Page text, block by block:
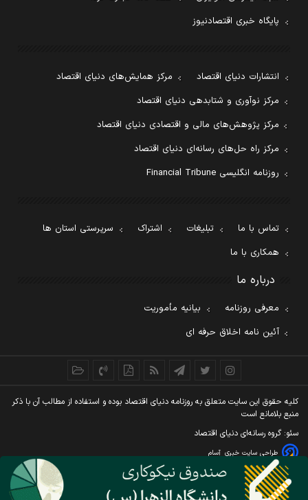
پایگاه خبری اقتصادنیوز
انتشارات دنیای اقتصاد
مرکز همایش‌های دنیای اقتصاد
مرکز نوآوری و شتابدهی دنیای اقتصاد
مرکز پژوهش‌های مالی و اقتصادی دنیای اقتصاد
مرکز راه حل‌های رسانه‌ای دنیای اقتصاد
روزنامه انگلیسی Financial Tribune
تماس با ما تبلیغات اشتراک
سرپرستی استان ها
همکاری با ما
درباره ما
معرفی روزنامه
بیانیه مأموریت
آئین نامه اخلاق حرفه ای
کليه حقوق اين سايت متعلق به روزنامه دنيای اقتصاد بوده و استفاده از مطالب آن با ذکر
منبع بلامانع است
سئو: گروه رسانه‌ای دنیای اقتصاد
طراحی سایت خبری آسام